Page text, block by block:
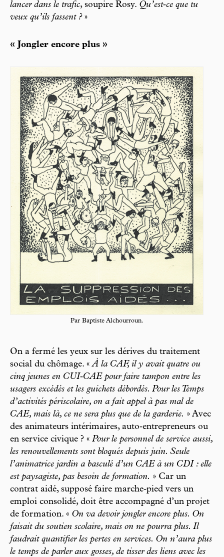
lancer dans le trafic, soupire Rosy. Qu’est‑­ce que tu
veux qu’ils fassent ?»
« Jongler encore plus »
Par Baptiste Alchourroun.
On a fermé les yeux sur les dérives du traitement
social du chômage. «À la CAF, il y avait quatre ou
cinq jeunes en CUI‑­CAE pour faire tampon entre les
usagers excédés et les guichets débordés. Pour les Temps
d’activités périscolaire, on a fait appel à pas mal de
CAE, mais là, ce ne sera plus que de la garderie. » Avec
des animateurs intérimaires, auto‑­entrepreneurs ou
en service civique ? « Pour le personnel de service aussi,
les renouvellements sont bloqués depuis juin. Seule
l’animatrice jardin a basculé d’un CAE à un CDI : elle
est paysagiste, pas besoin de formation. » Car un
contrat aidé, supposé faire marche‑­pied vers un
emploi consolidé, doit être accompagné d’un projet
de formation. « On va devoir jongler encore plus. On
faisait du soutien scolaire, mais on ne pourra plus. Il
faudrait quantifier les pertes en services. On n’aura plus
le temps de parler aux gosses, de tisser des liens avec les